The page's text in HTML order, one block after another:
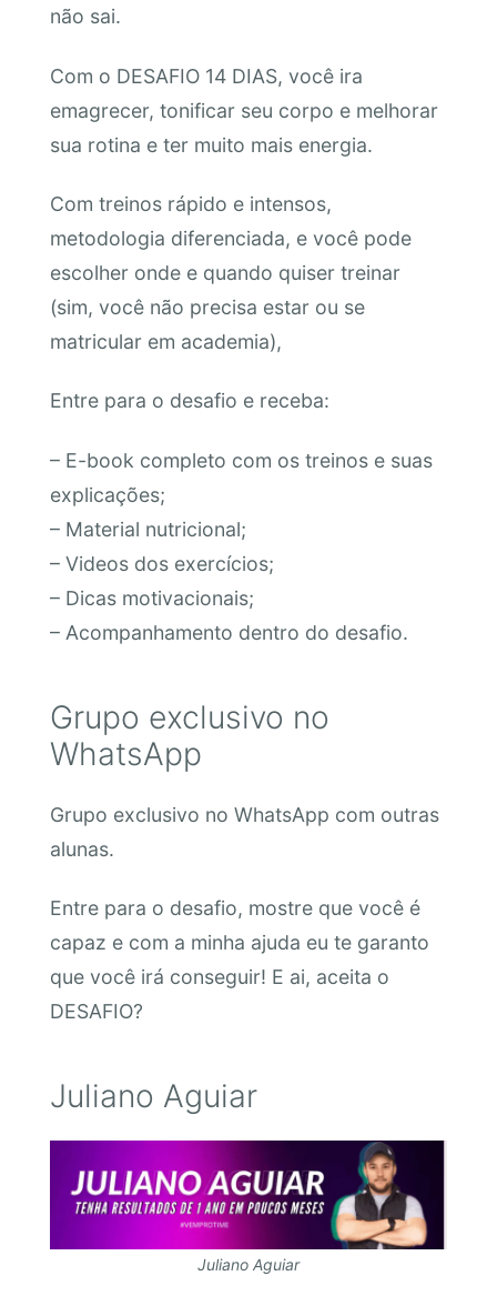
não sai.
Com o DESAFIO 14 DIAS, você ira
emagrecer, tonificar seu corpo e melhorar
sua rotina e ter muito mais energia.
Com treinos rápido e intensos,
metodologia diferenciada, e você pode
escolher onde e quando quiser treinar
(sim, você não precisa estar ou se
matricular em academia),
Entre para o desafio e receba:
– E-book completo com os treinos e suas
explicações;
– Material nutricional;
– Videos dos exercícios;
– Dicas motivacionais;
– Acompanhamento dentro do desafio.
Grupo exclusivo no
WhatsApp
Grupo exclusivo no WhatsApp com outras
alunas.
Entre para o desafio, mostre que você é
capaz e com a minha ajuda eu te garanto
que você irá conseguir! E ai, aceita o
DESAFIO?
Juliano Aguiar
Juliano Aguiar